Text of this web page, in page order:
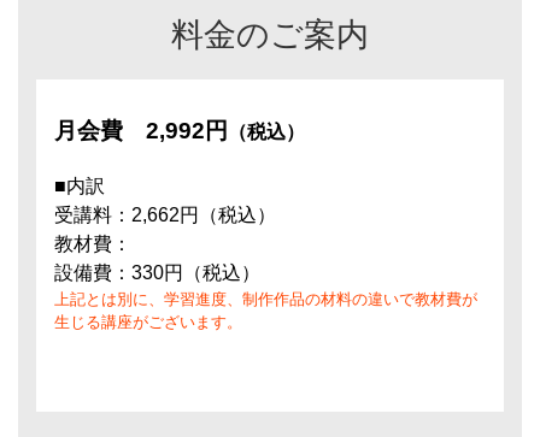
料金のご案内
月会費 2,992円 （税込）
■内訳
受講料：2,662円（税込）
教材費：
設備費：330円（税込）
上記とは別に、学習進度、制作作品の材料の違いで教材費が
生じる講座がございます。